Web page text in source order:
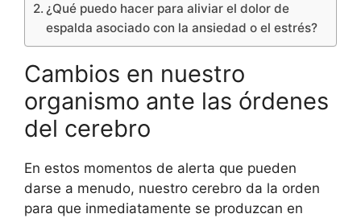
¿Qué puedo hacer para aliviar el dolor de
espalda asociado con la ansiedad o el estrés?
Cambios en nuestro
organismo ante las órdenes
del cerebro
En estos momentos de alerta que pueden
darse a menudo, nuestro cerebro da la orden
para que inmediatamente se produzcan en